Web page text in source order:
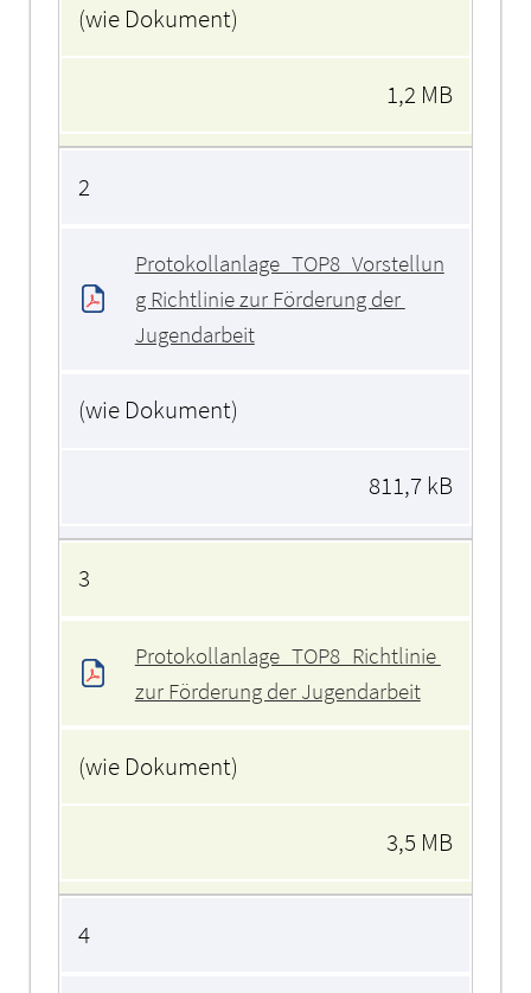
(wie Dokument)
1,2 MB
2
Protokollanlage_TOP8_Vorstellun
g Richtlinie zur Förderung der
Jugendarbeit
(wie Dokument)
811,7 kB
3
Protokollanlage_TOP8_Richtlinie
zur Förderung der Jugendarbeit
(wie Dokument)
3,5 MB
4